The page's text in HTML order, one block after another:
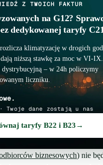
Z TWOICH FAKTUR
na G12?
dedykowanej taryfy
klimatyzację w drogich
niższą stawkę za moc w VI-
dystrybucyjną – w 24h policzymy
liczniku.
taryfy B22 i B23 →
· Twoje dane zostają u nas
biznesowych) nie